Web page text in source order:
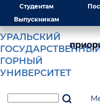
Студентам
Выпускникам
УРАЛЬСКИЙ
ГОРНЫЙ
УНИВЕРСИТЕТ